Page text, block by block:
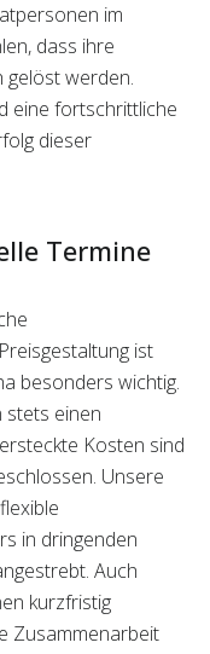
im
dass ihre
gelöst werden.
eine fortschrittliche
dieser
Termine
ist
besonders wichtig.
stets einen
Kosten sind
Unsere
in dringenden
Auch
kurzfristig
Zusammenarbeit